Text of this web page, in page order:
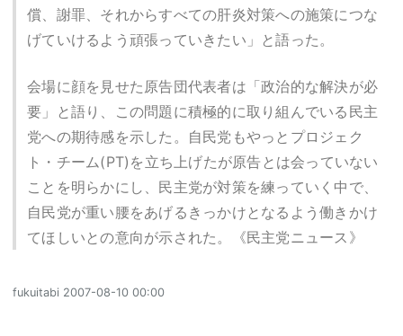
償、謝罪、それからすべての肝炎対策への施策につな
げていけるよう頑張っていきたい」と語った。
会場に顔を見せた原告団代表者は「政治的な解決が必
要」と語り、この問題に積極的に取り組んでいる民主
党への期待感を示した。自民党もやっとプロジェク
ト・チーム(PT)を立ち上げたが原告とは会っていない
ことを明らかにし、民主党が対策を練っていく中で、
自民党が重い腰をあげるきっかけとなるよう働きかけ
てほしいとの意向が示された。《民主党ニュース》
fukuitabi 2007-08-10 00:00